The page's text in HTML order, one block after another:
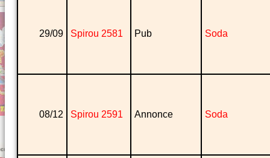
29/09 Spirou 2581 Pub Soda
08/12 Spirou 2591 Annonce Soda